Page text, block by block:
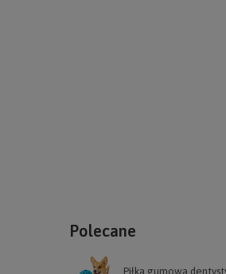
Polecane
Piłka gumowa